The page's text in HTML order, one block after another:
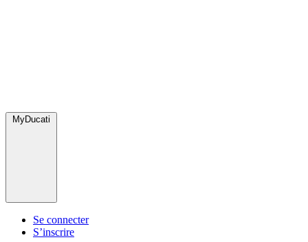
MyDucati
Se connecter
S’inscrire